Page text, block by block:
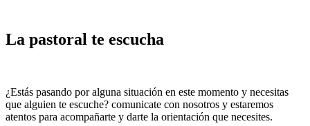
La pastoral te escucha
¿Estás pasando por alguna situación en este momento y necesitas
que alguien te escuche? comunicate con nosotros y estaremos
atentos para acompañarte y darte la orientación que necesites.